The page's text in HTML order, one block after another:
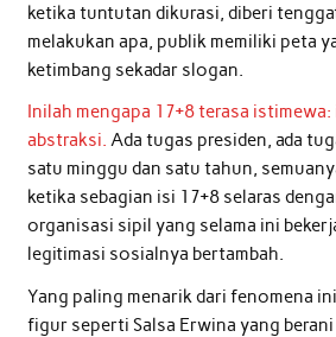
ketika tuntutan dikurasi, diberi
melakukan apa, publik memiliki peta
ketimbang sekadar slogan.
Inilah mengapa 17+8 terasa
abstraksi. Ada tugas presiden, ada
satu minggu dan satu tahun,
ketika sebagian isi 17+8 selaras
organisasi sipil yang selama ini
legitimasi sosialnya bertambah.
Yang paling menarik dari fenomena
figur seperti Salsa Erwina yang